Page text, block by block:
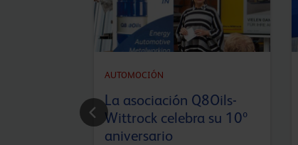
AUTOMOCIÓN
La asociación Q8Oils-
Wittrock celebra su 10º
aniversario